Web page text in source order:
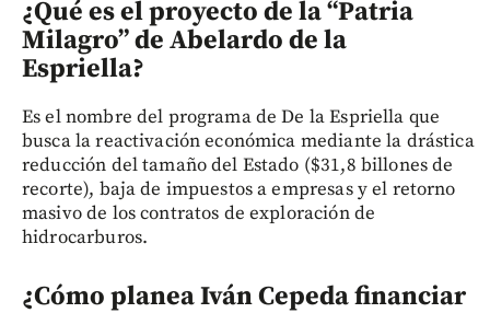
¿Qué es el proyecto de la “Patria
Milagro” de Abelardo de la
Espriella?
Es el nombre del programa de De la Espriella que
busca la reactivación económica mediante la drástica
reducción del tamaño del Estado ($31,8 billones de
recorte), baja de impuestos a empresas y el retorno
masivo de los contratos de exploración de
hidrocarburos.
¿Cómo planea Iván Cepeda financiar